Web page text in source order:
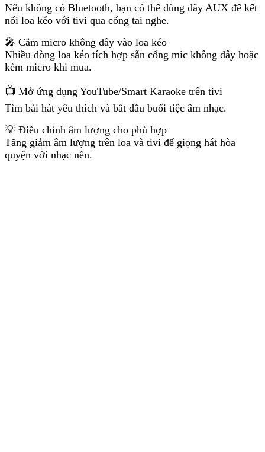
Nếu không có Bluetooth, bạn có thể dùng dây AUX để kết
nối loa kéo với tivi qua cổng tai nghe.
🎤 Cắm micro không dây vào loa kéo
Nhiều dòng loa kéo tích hợp sẵn cổng mic không dây hoặc
kèm micro khi mua.
📺 Mở ứng dụng YouTube/Smart Karaoke trên tivi
Tìm bài hát yêu thích và bắt đầu buổi tiệc âm nhạc.
💡 Điều chỉnh âm lượng cho phù hợp
Tăng giảm âm lượng trên loa và tivi để giọng hát hòa
quyện với nhạc nền.